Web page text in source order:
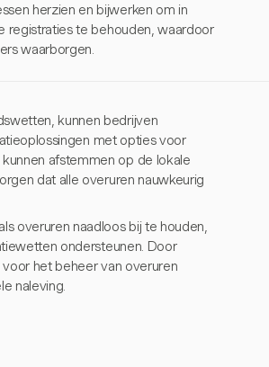
herzien en bijwerken om in
registraties te behouden, waardoor
waarborgen.
kunnen bedrijven
met opties voor
afstemmen op de lokale
dat alle overuren nauwkeurig
overuren naadloos bij te houden,
ondersteunen. Door
het beheer van overuren
naleving.